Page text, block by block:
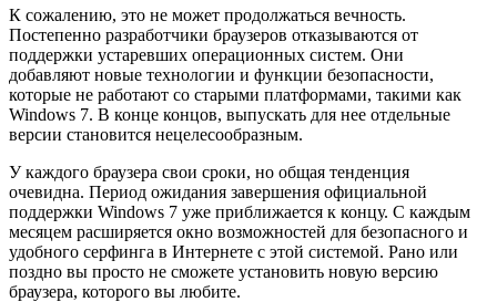
К сожалению, это не может продолжаться вечность.
Постепенно разработчики браузеров отказываются от
поддержки устаревших операционных систем. Они
добавляют новые технологии и функции безопасности,
которые не работают со старыми платформами, такими как
Windows 7. В конце концов, выпускать для нее отдельные
версии становится нецелесообразным.
У каждого браузера свои сроки, но общая тенденция
очевидна. Период ожидания завершения официальной
поддержки Windows 7 уже приближается к концу. С каждым
месяцем расширяется окно возможностей для безопасного и
удобного серфинга в Интернете с этой системой. Рано или
поздно вы просто не сможете установить новую версию
браузера, которого вы любите.